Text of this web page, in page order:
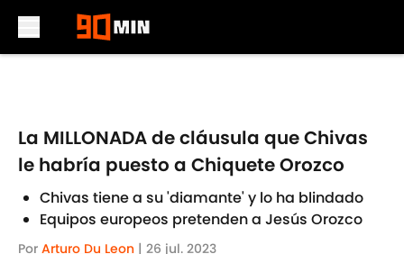
La MILLONADA de cláusula que Chivas
le habría puesto a Chiquete Orozco
Chivas tiene a su 'diamante' y lo ha blindado
Equipos europeos pretenden a Jesús Orozco
Por Arturo Du Leon | 26 jul. 2023